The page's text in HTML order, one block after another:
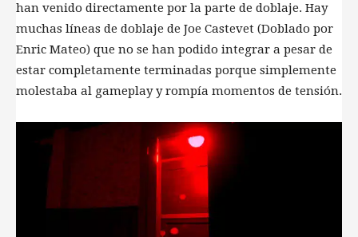
han venido directamente por la parte de doblaje. Hay
muchas líneas de doblaje de Joe Castevet (Doblado por
Enric Mateo) que no se han podido integrar a pesar de
estar completamente terminadas porque simplemente
molestaba al gameplay y rompía momentos de tensión.